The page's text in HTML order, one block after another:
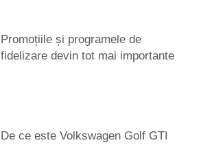
Promoțiile și programele de
fidelizare devin tot mai importante
De ce este Volkswagen Golf GTI